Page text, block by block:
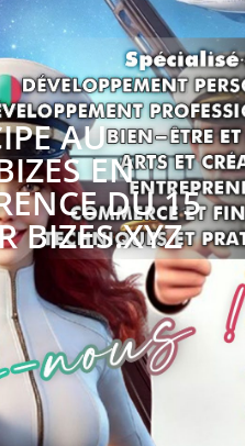
AU
EN
DU 15
BIZES.XYZ